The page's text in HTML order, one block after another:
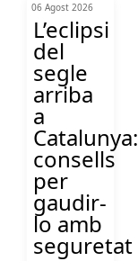
06 Agost 2026
L’eclipsi
del
segle
arriba
a
Catalunya:
consells
per
gaudir-
lo amb
seguretat